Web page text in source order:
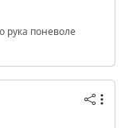
рука поневоле